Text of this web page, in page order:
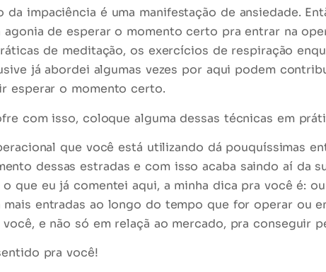
da impaciência é uma manifestação de ansiedade.
agonia de esperar o momento certo pra entrar na
de meditação, os exercícios de respiração
já abordei algumas vezes por aqui podem
esperar o momento certo.
com isso, coloque alguma dessas técnicas em
que você está utilizando dá pouquíssimas
dessas estradas e com isso acaba saindo aí da
o que eu já comentei aqui, a minha dica pra você é:
mais entradas ao longo do tempo que for operar ou
você, e não só em relaçã ao mercado, pra conseguir
pra você!